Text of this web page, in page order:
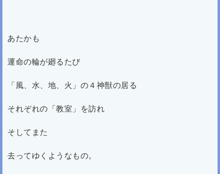
あたかも
運命の輪が廻るたび
「風、水、地、火」の４神獣の居る
それぞれの「教室」を訪れ
そしてまた
去ってゆくようなもの。